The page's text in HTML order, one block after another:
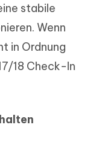
stabile
Wenn
in Ordnung
18 Check-In